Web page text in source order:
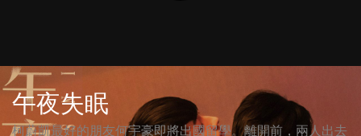
午夜失眠
柯蔚凱最好的朋友何宇豪即將出國留學。離開前，兩人出去